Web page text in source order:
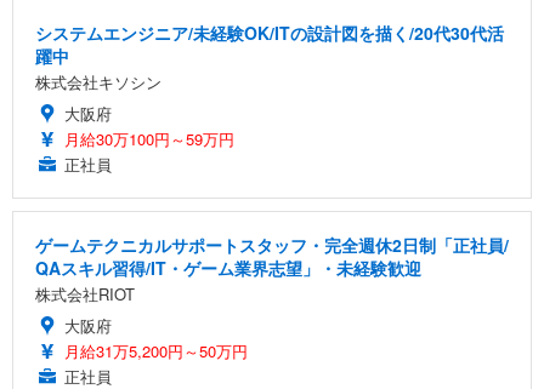
システムエンジニア/未経験OK/ITの設計図を描く/20代30代活
躍中
株式会社キソシン
大阪府
月給30万100円～59万円
正社員
ゲームテクニカルサポートスタッフ・完全週休2日制「正社員/
QAスキル習得/IT・ゲーム業界志望」・未経験歓迎
株式会社RIOT
大阪府
月給31万5,200円～50万円
正社員